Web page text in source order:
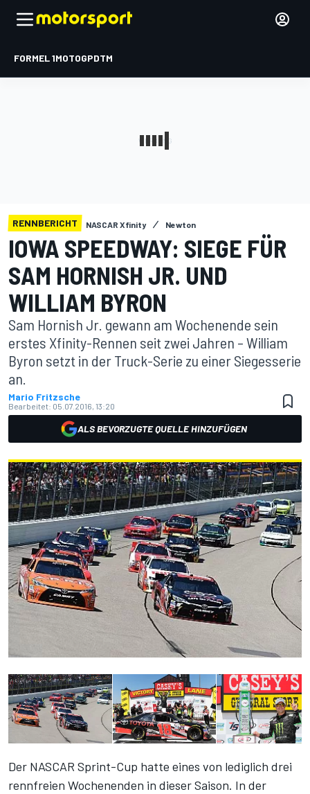
FORMEL 1MOTOGPDTM
RENNBERICHT NASCAR Xfinity Newton
IOWA SPEEDWAY: SIEGE FÜR
SAM HORNISH JR. UND
WILLIAM BYRON
Sam Hornish Jr. gewann am Wochenende sein
erstes Xfinity-Rennen seit zwei Jahren – William
Byron setzt in der Truck-Serie zu einer Siegesserie
an.
Mario Fritzsche
Bearbeitet: 05.07.2016, 13:20
ALS BEVORZUGTE QUELLE HINZUFÜGEN
Der NASCAR Sprint-Cup hatte eines von lediglich drei
rennfreien Wochenenden in dieser Saison. In der